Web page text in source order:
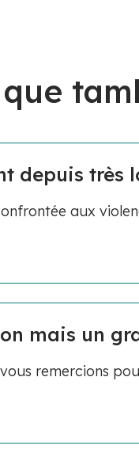
depuis très
aux
mais un
remercions